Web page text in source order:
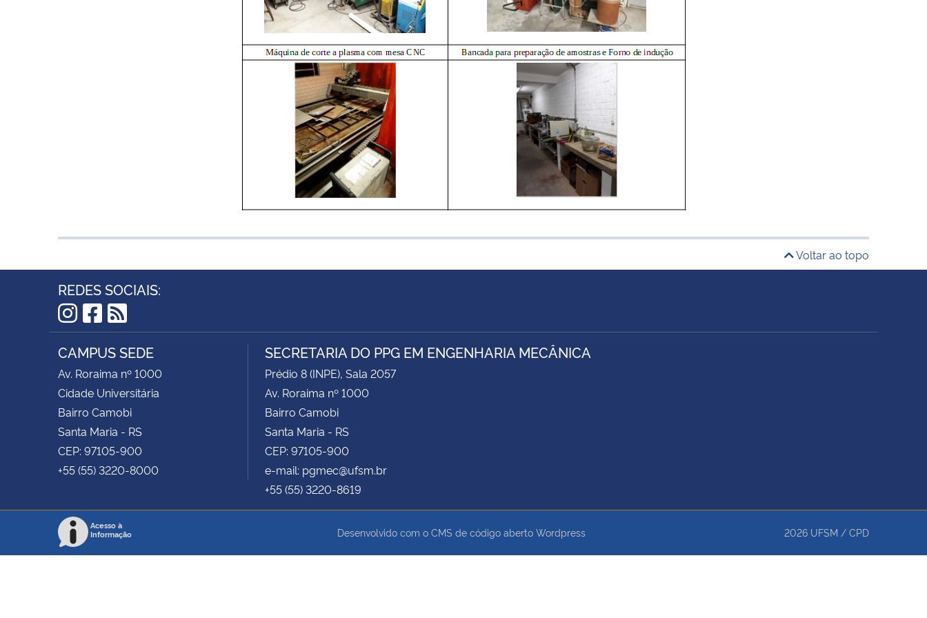
Voltar ao topo
REDES SOCIAIS:
Instagram
Facebook
RSS
CAMPUS SEDE
Av. Roraima nº 1000
Cidade Universitária
Bairro Camobi
Santa Maria - RS
CEP: 97105-900
+55 (55) 3220-8000
SECRETARIA DO PPG EM ENGENHARIA MECÂNICA
Prédio 8 (INPE), Sala 2057
Av. Roraima nº 1000
Bairro Camobi
Santa Maria - RS
CEP: 97105-900
e-mail: pgmec@ufsm.br
+55 (55) 3220-8619
Acesso à
Informação
Desenvolvido com o CMS de código aberto Wordpress 2026 UFSM / CPD